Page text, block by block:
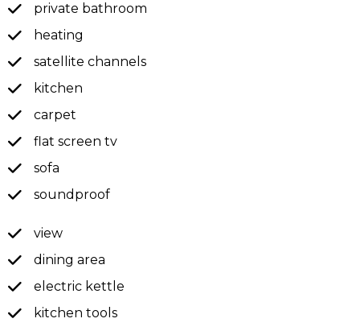
private bathroom
heating
satellite channels
kitchen
carpet
flat screen tv
sofa
soundproof
view
dining area
electric kettle
kitchen tools